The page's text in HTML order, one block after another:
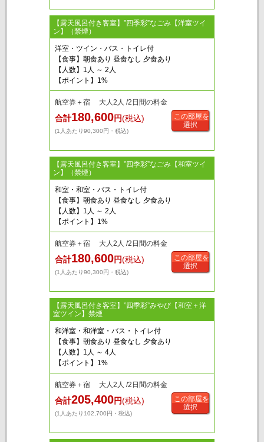
【露天風呂付き客室】”四季彩”なごみ【洋室ツイ
ン】（禁煙）
洋室・ツイン・バス・トイレ付
【食事】朝食あり 昼食なし 夕食あり
【人数】1人 ～ 2人
【ポイント】1%
航空券＋宿 大人2人 /2日間の料金
合計180,600円(税込)
(1人あたり90,300円・税込)
この部屋を
選択
【露天風呂付き客室】”四季彩”なごみ【和室ツイ
ン】（禁煙）
和室・和室・バス・トイレ付
【食事】朝食あり 昼食なし 夕食あり
【人数】1人 ～ 2人
【ポイント】1%
航空券＋宿 大人2人 /2日間の料金
合計180,600円(税込)
(1人あたり90,300円・税込)
この部屋を
選択
【露天風呂付き客室】”四季彩”みやび【和室＋洋
室ツイン】禁煙
和洋室・和洋室・バス・トイレ付
【食事】朝食あり 昼食なし 夕食あり
【人数】1人 ～ 4人
【ポイント】1%
航空券＋宿 大人2人 /2日間の料金
合計205,400円(税込)
(1人あたり102,700円・税込)
この部屋を
選択